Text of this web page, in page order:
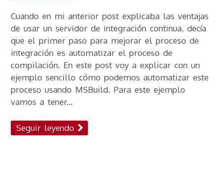
Cuando en mi anterior post explicaba las ventajas
de usar un servidor de integración continua, decía
que el primer paso para mejorar el proceso de
integración es automatizar el proceso de
compilación. En este post voy a explicar con un
ejemplo sencillo cómo podemos automatizar este
proceso usando MSBuild. Para este ejemplo
vamos a tener...
Seguir leyendo